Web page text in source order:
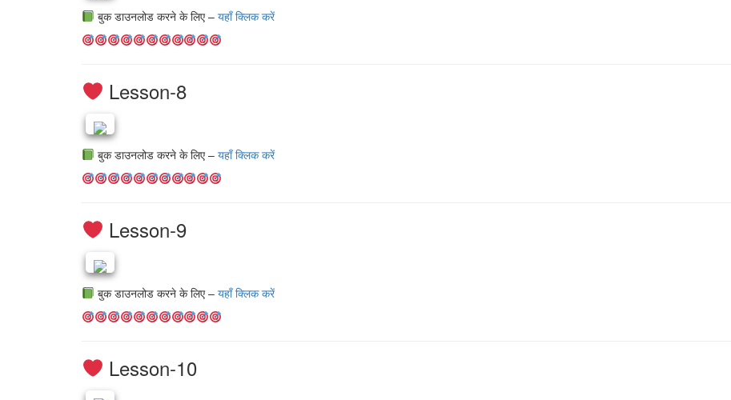
बुक डाउनलोड करने के लिए – यहाँ क्लिक करें
Lesson-8
बुक डाउनलोड करने के लिए – यहाँ क्लिक करें
Lesson-9
बुक डाउनलोड करने के लिए – यहाँ क्लिक करें
Lesson-10